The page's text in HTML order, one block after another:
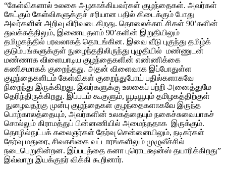
“கேள்விகளால் உலகை அழகாக்கியவர்கள் குழந்தைகள். அவர்கள்
கேட்கும் கேள்விகளுக்குச் சரியான பதில் கிடைக்கும் போது
அவர்களின் அறிவு விரிவடைகிறது. தொலைக்காட்சிகள் 90’களின்
துவக்கத்திலும், இணையதளம் 90’களின் இறுதியிலும்
தமிழகத்தில் பரவலாகத் தொடங்கின. இவை வீடு புகுந்து தமிழ்க்
குடும்பங்களுக்குள் நுழைந்ததிலிருந்து புழுதியில் மண்ணுடன்
மண்ணாக விளையாடிய குழந்தைகளின் எண்ணிக்கை
கணிசமாகக் குறைந்தது. அதன் விளைவாக இப்போதுள்ள
குழந்தைகளிடம் கேள்விகள் குறைந்துபோய் பதில்களாகவே
நிறைந்து இருக்கிறது. இவர்களுக்கு உலகைப் பற்றி அனைத்துமே
தெரிந்திருக்கிறது. இப்படம் கூகுளும், யூடியூபும் தமிழகத்திற்குள்
நுழைவதற்கு முன்பு குழந்தைகள் குழந்தைகளாகவே இருந்த
பொற்காலத்தையும், அவர்களின் உலகத்தையும் நகைச்சுவையாகச்
சொல்லும் கிராமத்துப் பின்னணியில் அமைந்ததாக இருக்கும்.
தொழில்நுட்பக் கலைஞர்கள் தேர்வு சென்னையிலும், நடிகர்கள்
தேர்வு மதுரை, சிவகங்கை வட்டாரங்களிலும் முழுவீச்சில்
நடைபெறுகின்றன. இப்படத்தை கனா புரொடக்ஷன்ஸ் தயாரிக்கிறது”
இவ்வாறு இயக்குநர் விக்கி கூறினார்.